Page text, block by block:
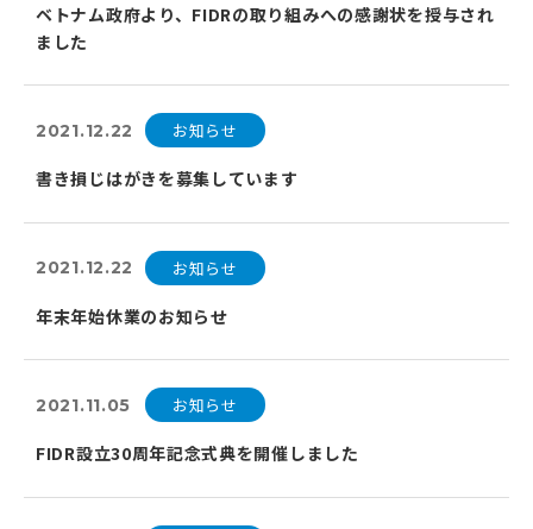
ベトナム政府より、FIDRの取り組みへの感謝状を授与され
ました
2021.12.22 お知らせ
書き損じはがきを募集しています
2021.12.22 お知らせ
年末年始休業のお知らせ
2021.11.05 お知らせ
FIDR設立30周年記念式典を開催しました